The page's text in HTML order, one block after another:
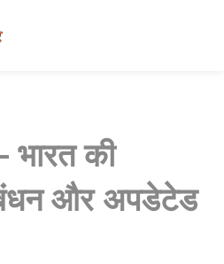
भारत की
और अपडेटेड